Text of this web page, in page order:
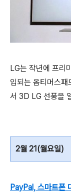
LG는 작년에 프리
입되는 옵티머스패
서 3D LG 선풍을
2월 21(월요일)
PayPal, 스마트폰